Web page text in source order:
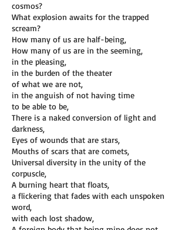
cosmos?
What explosion awaits for the trapped
scream?
How many of us are half-being,
How many of us are in the seeming,
in the pleasing,
in the burden of the theater
of what we are not,
in the anguish of not having time
to be able to be,
There is a naked conversion of light and
darkness,
Eyes of wounds that are stars,
Mouths of scars that are comets,
Universal diversity in the unity of the
corpuscle,
A burning heart that floats,
a flickering that fades with each unspoken
word,
with each lost shadow,